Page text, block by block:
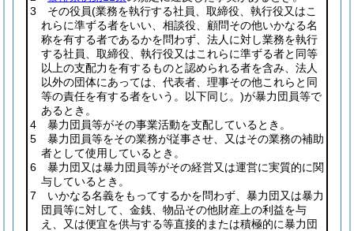
3 その役員(業務を執行する社員、取締役、執行役又はこ
れらに準ずる者をいい、相談役、顧問その他いかなる名
称を有する者であるかを問わず、法人に対し業務を執行
する社員、取締役、執行役又はこれらに準ずる者と同等
以上の支配力を有するものと認められる者を含み、法人
以外の団体にあっては、代表者、理事その他これらと同
等の責任を有する者をいう。以下同じ。)が暴力団員等で
あるとき。
4 暴力団員等がその事業活動を支配しているとき。
5 暴力団員等をその業務が従事させ、又はその業務の補助
者として使用しているとき。
6 暴力団又は暴力団員等がその経営又は運営に実質的に関
与しているとき。
7 いかなる名義をもってするかを問わず、暴力団又は暴力
団員等に対して、金銭、物品その他財産上の利益を与
え、又は便宜を供与する等直接的または積極的に暴力団